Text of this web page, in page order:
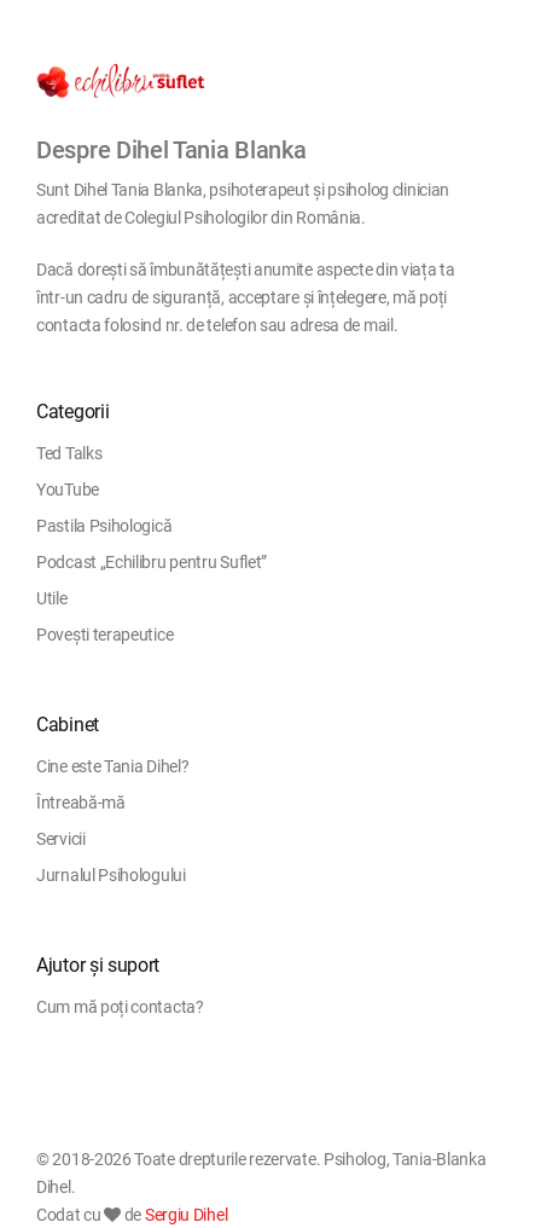
Despre Dihel Tania Blanka
Sunt Dihel Tania Blanka, psihoterapeut și psiholog clinician
acreditat de Colegiul Psihologilor din România.
Dacă dorești să îmbunătățești anumite aspecte din viața ta
într-un cadru de siguranță, acceptare și înțelegere, mă poți
contacta folosind nr. de telefon sau adresa de mail.
Categorii
Ted Talks
YouTube
Pastila Psihologică
Podcast „Echilibru pentru Suflet”
Utile
Povești terapeutice
Cabinet
Cine este Tania Dihel?
Întreabă-mă
Servicii
Jurnalul Psihologului
Ajutor și suport
Cum mă poți contacta?
© 2018-2026 Toate drepturile rezervate. Psiholog, Tania-Blanka
Dihel.
Codat cu
deSergiu Dihel